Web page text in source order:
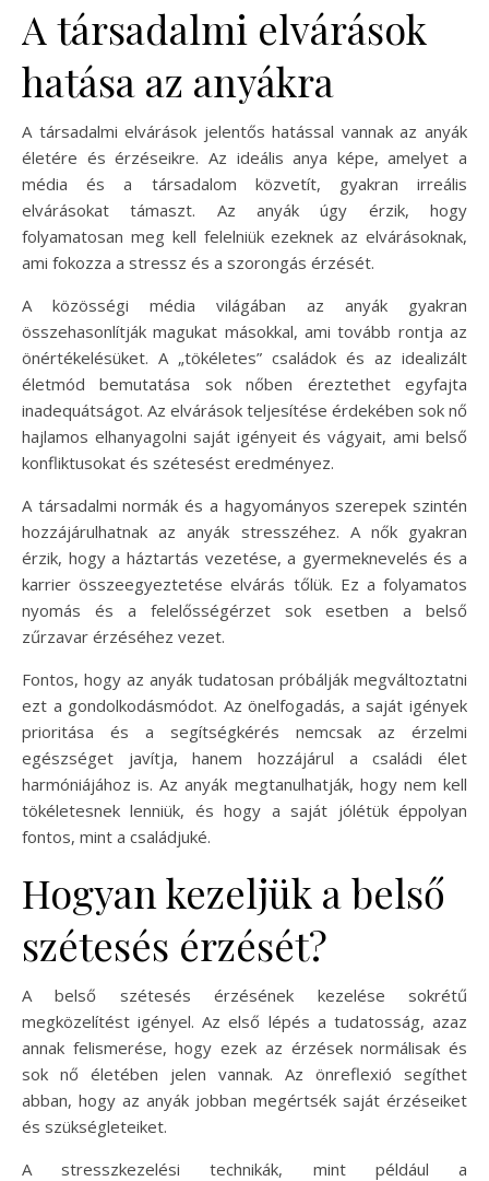
A társadalmi elvárások
hatása az anyákra
A társadalmi elvárások jelentős hatással vannak az anyák
életére és érzéseikre. Az ideális anya képe, amelyet a
média és a társadalom közvetít, gyakran irreális
elvárásokat támaszt. Az anyák úgy érzik, hogy
folyamatosan meg kell felelniük ezeknek az elvárásoknak,
ami fokozza a stressz és a szorongás érzését.
A közösségi média világában az anyák gyakran
összehasonlítják magukat másokkal, ami tovább rontja az
önértékelésüket. A „tökéletes” családok és az idealizált
életmód bemutatása sok nőben éreztethet egyfajta
inadequátságot. Az elvárások teljesítése érdekében sok nő
hajlamos elhanyagolni saját igényeit és vágyait, ami belső
konfliktusokat és szétesést eredményez.
A társadalmi normák és a hagyományos szerepek szintén
hozzájárulhatnak az anyák stresszéhez. A nők gyakran
érzik, hogy a háztartás vezetése, a gyermeknevelés és a
karrier összeegyeztetése elvárás tőlük. Ez a folyamatos
nyomás és a felelősségérzet sok esetben a belső
zűrzavar érzéséhez vezet.
Fontos, hogy az anyák tudatosan próbálják megváltoztatni
ezt a gondolkodásmódot. Az önelfogadás, a saját igények
prioritása és a segítségkérés nemcsak az érzelmi
egészséget javítja, hanem hozzájárul a családi élet
harmóniájához is. Az anyák megtanulhatják, hogy nem kell
tökéletesnek lenniük, és hogy a saját jólétük éppolyan
fontos, mint a családjuké.
Hogyan kezeljük a belső
szétesés érzését?
A belső szétesés érzésének kezelése sokrétű
megközelítést igényel. Az első lépés a tudatosság, azaz
annak felismerése, hogy ezek az érzések normálisak és
sok nő életében jelen vannak. Az önreflexió segíthet
abban, hogy az anyák jobban megértsék saját érzéseiket
és szükségleteiket.
A stresszkezelési technikák, mint például a